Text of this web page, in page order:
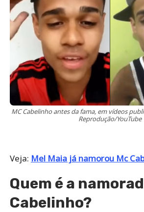
MC Cabelinho antes da fama, em vídeos
Reprodução/YouTube
Veja: Mel Maia já namorou Mc
Quem é a
Cabelinho?